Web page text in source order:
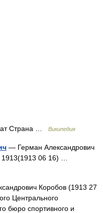
Страна … Википедия
— Герман Александрович
1913(1913 06 16) …
Коробов (1913 27
Центрального
бюро спортивного и